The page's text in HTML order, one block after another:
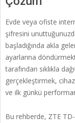
Evde veya ofiste
şifresini
başladığında akla
ayarlarına
tarafından sıklıkla
gerçekleştirmek,
ve ilk günkü
Bu rehberde, ZTE